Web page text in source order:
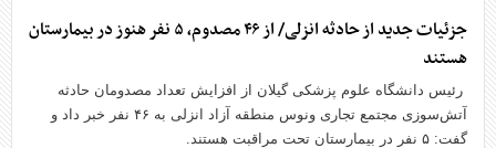
جزئیات جدید از حادثه انزلی/ از ۴۶ مصدوم، ۵ نفر هنوز در بیمارستان
هستند
رئیس دانشگاه علوم پزشکی گیلان از افزایش تعداد مصدومان حادثه
آتش‌سوزی مجتمع تجاری ونوس منطقه آزاد انزلی به ۴۶ نفر خبر داد و
گفت: ۵ نفر در بیمارستان تحت مراقبت هستند.